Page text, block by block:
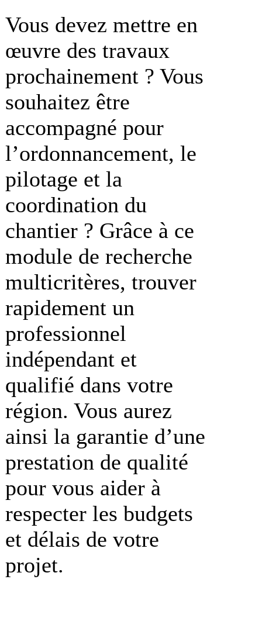
Vous devez mettre en
œuvre des travaux
prochainement ? Vous
souhaitez être
accompagné pour
l’ordonnancement, le
pilotage et la
coordination du
chantier ? Grâce à ce
module de recherche
multicritères, trouver
rapidement un
professionnel
indépendant et
qualifié dans votre
région. Vous aurez
ainsi la garantie d’une
prestation de qualité
pour vous aider à
respecter les budgets
et délais de votre
projet.